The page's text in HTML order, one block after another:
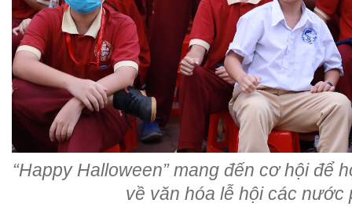
“Happy Halloween” mang đến cơ hội để
về văn hóa lễ hội các nước